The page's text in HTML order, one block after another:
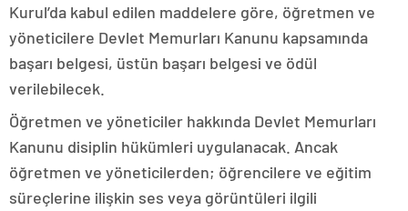
Kurul’da kabul edilen maddelere göre, öğretmen ve
yöneticilere Devlet Memurları Kanunu kapsamında
başarı belgesi, üstün başarı belgesi ve ödül
verilebilecek.
Öğretmen ve yöneticiler hakkında Devlet Memurları
Kanunu disiplin hükümleri uygulanacak. Ancak
öğretmen ve yöneticilerden; öğrencilere ve eğitim
süreçlerine ilişkin ses veya görüntüleri ilgili